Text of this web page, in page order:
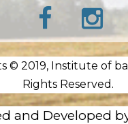
© 2019, Institute of
Rights Reserved.
and Developed